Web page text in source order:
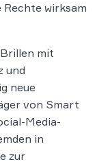
Rechte wirksam
mit
und
neue
von Smart
Media-
in
zur